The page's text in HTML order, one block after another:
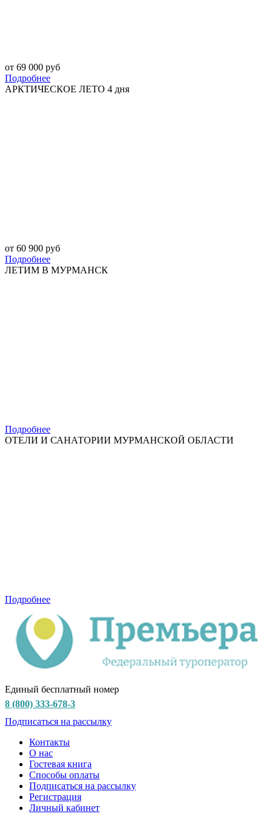
от 69 000 руб
Подробнее
АРКТИЧЕСКОЕ ЛЕТО 4 дня
от 60 900 руб
Подробнее
ЛЕТИМ В МУРМАНСК
Подробнее
ОТЕЛИ И САНАТОРИИ МУРМАНСКОЙ ОБЛАСТИ
Подробнее
Единый бесплатный номер
8 (800) 333-678-3
Подписаться на рассылку
Контакты
О нас
Гостевая книга
Способы оплаты
Подписаться на рассылку
Регистрация
Личный кабинет